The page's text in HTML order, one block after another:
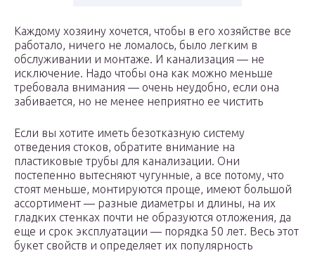
Каждому хозяину хочется, чтобы в его хозяйстве все
работало, ничего не ломалось, было легким в
обслуживании и монтаже. И канализация — не
исключение. Надо чтобы она как можно меньше
требовала внимания — очень неудобно, если она
забивается, но не менее неприятно ее чистить
Если вы хотите иметь безотказную систему
отведения стоков, обратите внимание на
пластиковые трубы для канализации. Они
постепенно вытесняют чугунные, а все потому, что
стоят меньше, монтируются проще, имеют большой
ассортимент — разные диаметры и длины, на их
гладких стенках почти не образуются отложения, да
еще и срок эксплуатации — порядка 50 лет. Весь этот
букет свойств и определяет их популярность